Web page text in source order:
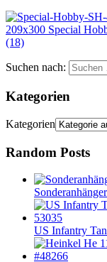
Suchen nach:
Kategorien
Kategorien
Random Posts
US Infantry